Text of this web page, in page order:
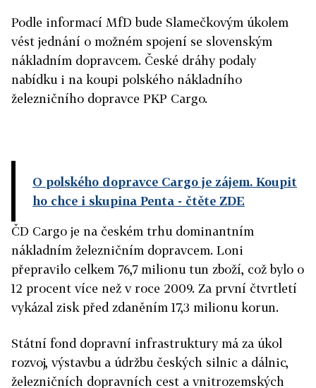
Podle informací MfD bude Slamečkovým úkolem
vést jednání o možném spojení se slovenským
nákladním dopravcem. České dráhy podaly
nabídku i na koupi polského nákladního
železničního dopravce PKP Cargo.
O polského dopravce Cargo je zájem. Koupit
ho chce i skupina Penta - čtěte ZDE
ČD Cargo je na českém trhu dominantním
nákladním železničním dopravcem. Loni
přepravilo celkem 76,7 milionu tun zboží, což bylo o
12 procent více než v roce 2009. Za první čtvrtletí
vykázal zisk před zdaněním 17,3 milionu korun.
Státní fond dopravní infrastruktury má za úkol
rozvoj, výstavbu a údržbu českých silnic a dálnic,
železničních dopravních cest a vnitrozemských